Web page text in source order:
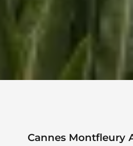
Cannes Montfleury